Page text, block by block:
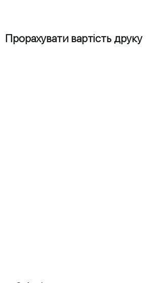
Прорахувати вартість друку